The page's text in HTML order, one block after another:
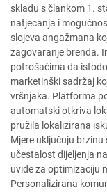
skladu s člankom 1.
natjecanja i
slojeva angažmana
zagovaranje brenda.
potrošačima da
marketinški sadržaj
vršnjaka. Platforma
automatski otkriva
pružila lokalizirana
Mjere uključuju
učestalost dijeljenja
uvide za optimizaciju
Personalizirana